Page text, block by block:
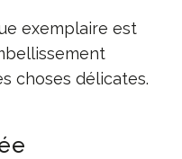
exemplaire est
choses délicates.